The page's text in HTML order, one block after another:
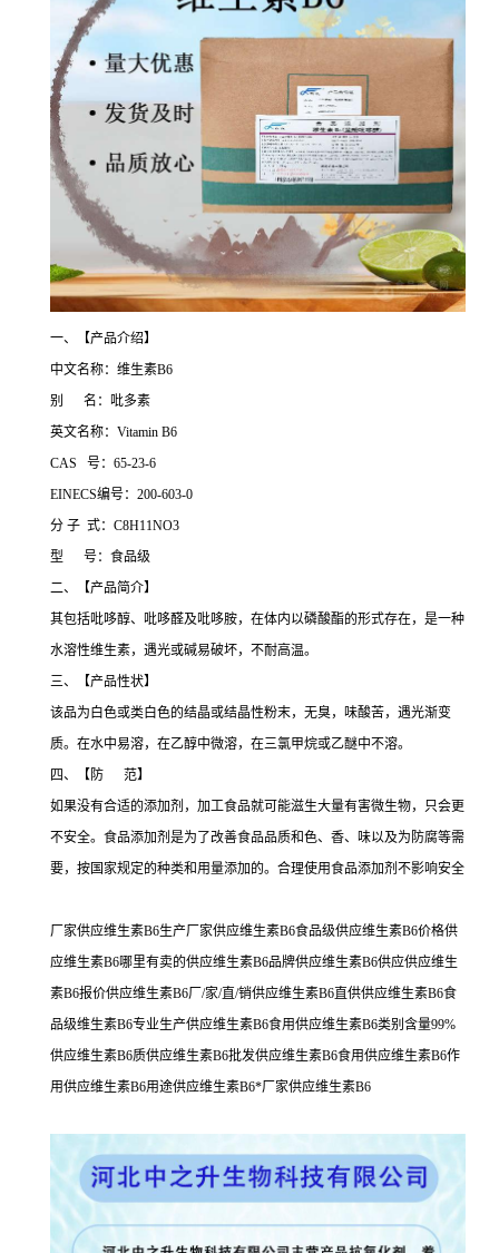
一、【产品介绍】
中文名称：维生素B6
别 名：吡多素
英文名称：Vitamin B6
CAS 号：65-23-6
EINECS编号：200-603-0
分 子 式：C8H11NO3
型 号：食品级
二、【产品简介】
其包括吡哆醇、吡哆醛及吡哆胺，在体内以磷酸酯的形式存在，是一种
水溶性维生素，遇光或碱易破坏，不耐高温。
三、【产品性状】
该品为白色或类白色的结晶或结晶性粉末，无臭，味酸苦，遇光渐变
质。在水中易溶，在乙醇中微溶，在三氯甲烷或乙醚中不溶。
四、【防 范】
如果没有合适的添加剂，加工食品就可能滋生大量有害微生物，只会更
不安全。食品添加剂是为了改善食品品质和色、香、味以及为防腐等需
要，按国家规定的种类和用量添加的。合理使用食品添加剂不影响安全
厂家供应维生素B6生产厂家供应维生素B6食品级供应维生素B6价格供
应维生素B6哪里有卖的供应维生素B6品牌供应维生素B6供应供应维生
素B6报价供应维生素B6厂/家/直/销供应维生素B6直供供应维生素B6食
品级维生素B6专业生产供应维生素B6食用供应维生素B6类别含量99%
供应维生素B6质供应维生素B6批发供应维生素B6食用供应维生素B6作
用供应维生素B6用途供应维生素B6*厂家供应维生素B6